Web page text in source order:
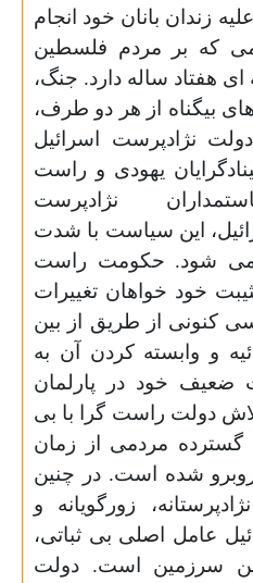
زندان بانان خود انجام
که بر مردم فلسطین
هفتاد ساله دارد. جنگ،
بیگناه از هر دو طرف،
نژادپرست اسرائیل
یهودی و راست
نژادپرست
این سیاست با شدت
می شود. حکومت راست
خود خواهان تغییرات
کنونی از طریق از بین
و وابسته کردن آن به
ضعیف خود در پارلمان
دولت راست گرا با بی
گسترده مردمی از زمان
شده است. در چنین
زورگویانه و
عامل اصلی بی ثباتی،
سرزمین است. دولت